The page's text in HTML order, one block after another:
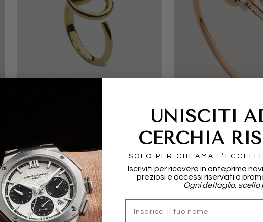
WHAT THEY SAY ABOUT
UNISCITI
CERCHIA
SOLO PER CHI AMA
Iscriviti per ricevere in anteprima
preziosi e accessi riservati a
Ogni dettaglio, scelto
nome